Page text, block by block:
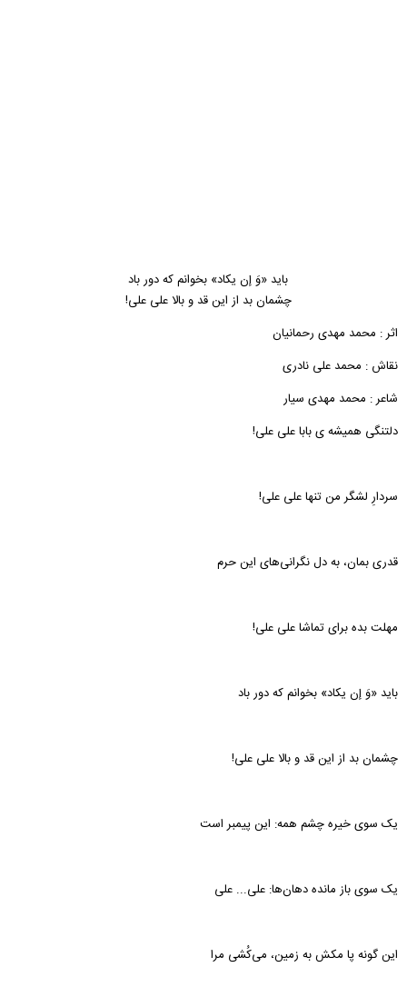
باید «وَ إن یکاد» بخوانم که دور باد
چشمان بد از این قد و بالا علی علی!
اثر : محمد مهدی رحمانیان
نقاش : محمد علی نادری
شاعر : محمد مهدی سیار
دلتنگی همیشه ی بابا علی علی!
سردارِ لشگر من تنها علی علی!
قدری بمان، به دل نگرانی‌های این حرم
مهلت بده برای تماشا علی علی!
باید «وَ إن یکاد» بخوانم که دور باد
چشمان بد از این قد و بالا علی علی!
یک سوی خیره چشم همه: این پیمبر است
یک سوی باز مانده دهان‌ها: علی... علی
این گونه پا مکش به زمین، می‌کُشی مرا